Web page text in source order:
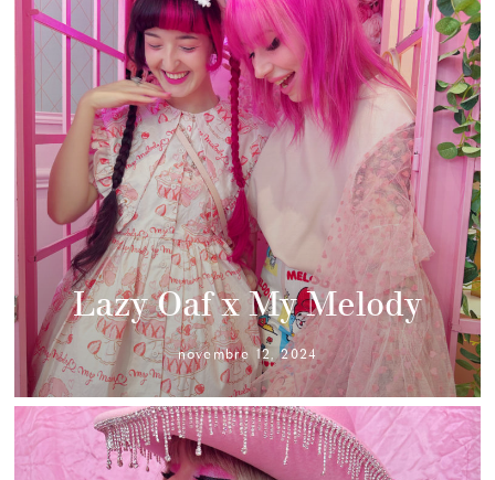
Lazy Oaf x My Melody
novembre 12, 2024